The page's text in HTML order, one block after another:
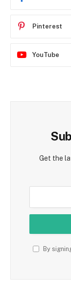
Pinterest
YouTube
Get the
By